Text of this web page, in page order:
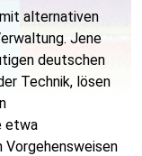
alternativen
Jene
deutschen
Technik, lösen
etwa
Vorgehensweisen